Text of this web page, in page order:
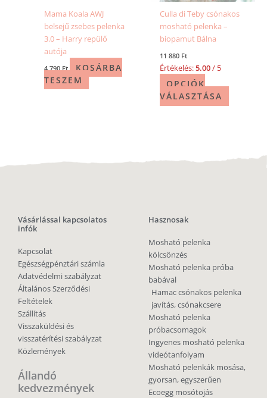
Mama Koala AWJ
belsejű zsebes pelenka
3.0 – Harry repülő
autója
4 790 Ft
KOSÁRBA
TESZEM
Culla di Teby csónakos
mosható pelenka –
biopamut Bálna
11 880 Ft
Értékelés:5.00/ 5
OPCIÓK
VÁLASZTÁSA
Vásárlással kapcsolatos
infók
Kapcsolat
Egészségpénztári számla
Adatvédelmi szabályzat
Általános Szerződési
Feltételek
Szállítás
Visszaküldési és
visszatérítési szabályzat
Közlemények
Állandó
kedvezmények
Hasznosak
Mosható pelenka
kölcsönzés
Mosható pelenka próba
babával
Hamac csónakos pelenka
javítás, csónakcsere
Mosható pelenka
próbacsomagok
Ingyenes mosható pelenka
videótanfolyam
Mosható pelenkák mosása,
gyorsan, egyszerűen
Ecoegg mosótojás